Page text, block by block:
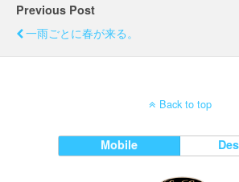
Previous Post
一雨ごとに春が来る。
Back to top
Mobile